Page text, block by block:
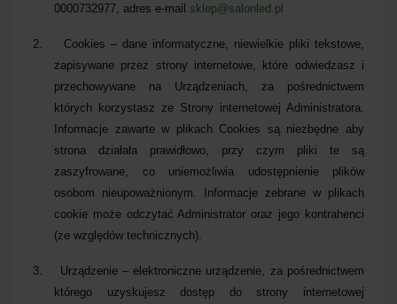
0000732977, adres e-mail sklep@salonled.pl
2. Cookies – dane informatyczne, niewielkie pliki tekstowe,
zapisywane przez strony internetowe, które odwiedzasz i
przechowywane na Urządzeniach, za pośrednictwem
których korzystasz ze Strony internetowej Administratora.
Informacje zawarte w plikach Cookies są niezbędne aby
strona działała prawidłowo, przy czym pliki te są
zaszyfrowane, co uniemożliwia udostępnienie plików
osobom nieupoważnionym. Informacje zebrane w plikach
cookie może odczytać Administrator oraz jego kontrahenci
(ze względów technicznych).
3.
Urządzenie – elektroniczne urządzenie, za pośrednictwem
którego uzyskujesz dostęp do strony internetowej